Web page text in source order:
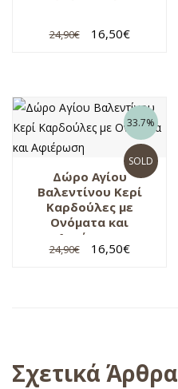
24,90€ 16,50€
33.7%
SOLD
Δώρο Αγίου
Βαλεντίνου Κερί
Καρδούλες με
Ονόματα και
Αφιέρωση
24,90€ 16,50€
Σχετικά Άρθρα